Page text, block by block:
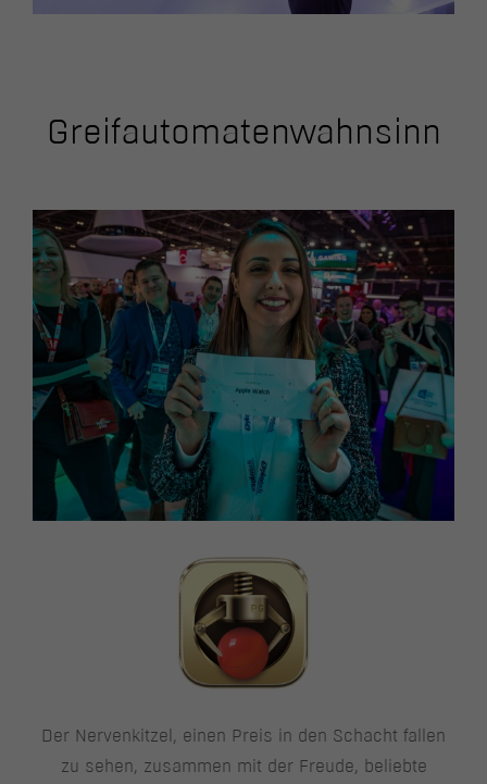
Greifautomatenwahnsinn
Der Nervenkitzel, einen Preis in den Schacht fallen
zu sehen, zusammen mit der Freude, beliebte